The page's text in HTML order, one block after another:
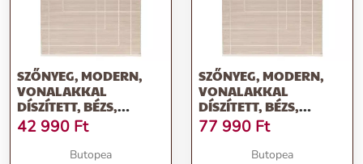
SZŐNYEG, MODERN,
VONALAKKAL
DÍSZÍTETT, BÉZS,
120X170 CM - LA PLAINE
42 990 Ft
Butopea
SZŐNYEG, MODERN,
VONALAKKAL
DÍSZÍTETT, BÉZS,
160X230 CM - LA PLAINE
77 990 Ft
Butopea